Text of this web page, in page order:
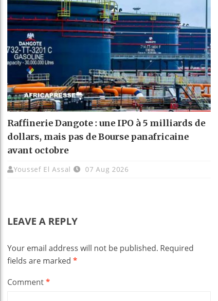
Raffinerie Dangote : une IPO à 5 milliards de
dollars, mais pas de Bourse panafricaine
avant octobre
Youssef El Assal 07 Aug 2026
LEAVE A REPLY
Your email address will not be published. Required
fields are marked *
Comment*